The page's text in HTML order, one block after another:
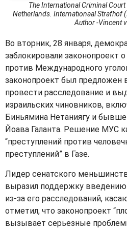
The International Criminal
Netherlands. Internationaal Strafhof
Author -Vincent
Во вторник, 28 января,
заблокировали законопроект
против Международного
законопроект был
провести расследование и
израильских чиновников,
Биньямина Нетаниягу и
Йоава Галанта. Решение МУС
“преступлений против
преступлений” в Газе.
Лидер сенатского
выразил поддержку
из-за его расследований,
отметил, что законопроект
вызывает серьезные